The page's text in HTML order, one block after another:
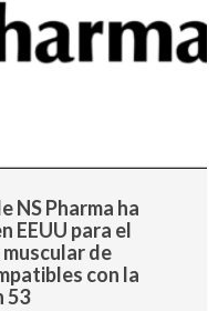
NS Pharma ha
EEUU para el
de
con la
53